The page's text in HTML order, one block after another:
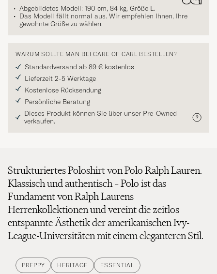
Abgebildetes Modell: 190 cm, 84 kg, Größe L.
Das Modell fällt normal aus. Wir empfehlen Ihnen, Ihre
gewohnte Größe zu wählen.
WARUM SOLLTE MAN BEI CARE OF CARL BESTELLEN?
Standardversand ab 89 € kostenlos
Lieferzeit 2-5 Werktage
Kostenlose Rücksendung
Persönliche Beratung
Dieses Produkt können Sie über unser Pre-Owned
verkaufen.
Strukturiertes Poloshirt von Polo Ralph Lauren.
Klassisch und authentisch – Polo ist das
Fundament von Ralph Laurens
Herrenkollektionen und vereint die zeitlos
entspannte Ästhetik der amerikanischen Ivy-
League-Universitäten mit einem eleganteren Stil.
PREPPY HERITAGE ESSENTIAL